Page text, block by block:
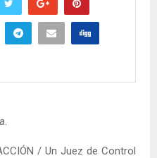
/ Un Juez de Control